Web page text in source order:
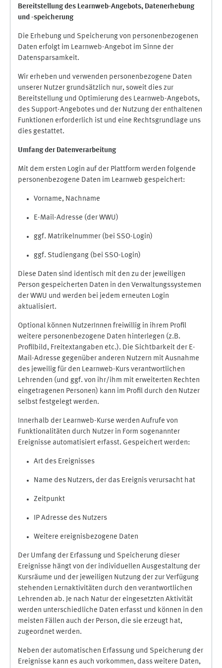
Bereitstellung des Learnweb-Angebots, Datenerhebung
und -speicherung
Die Erhebung und Speicherung von personenbezogenen
Daten erfolgt im Learnweb-Angebot im Sinne der
Datensparsamkeit.
Wir erheben und verwenden personenbezogene Daten
unserer Nutzer grundsätzlich nur, soweit dies zur
Bereitstellung und Optimierung des Learnweb-Angebots,
des Support-Angebotes und der Nutzung der enthaltenen
Funktionen erforderlich ist und eine Rechtsgrundlage uns
dies gestattet.
Umfang der Datenverarbeitung
Mit dem ersten Login auf der Plattform werden folgende
personenbezogene Daten im Learnweb gespeichert:
Vorname, Nachname
E-Mail-Adresse (der WWU)
ggf. Matrikelnummer (bei SSO-Login)
ggf. Studiengang (bei SSO-Login)
Diese Daten sind identisch mit den zu der jeweiligen
Person gespeicherten Daten in den Verwaltungssystemen
der WWU und werden bei jedem erneuten Login
aktualisiert.
Optional können NutzerInnen freiwillig in ihrem Profil
weitere personenbezogene Daten hinterlegen (z.B.
Profilbild, Freitextangaben etc.). Die Sichtbarkeit der E-
Mail-Adresse gegenüber anderen Nutzern mit Ausnahme
des jeweilig für den Learnweb-Kurs verantwortlichen
Lehrenden (und ggf. von ihr/ihm mit erweiterten Rechten
eingetragenen Personen) kann im Profil durch den Nutzer
selbst festgelegt werden.
Innerhalb der Learnweb-Kurse werden Aufrufe von
Funktionalitäten durch Nutzer in Form sogenannter
Ereignisse automatisiert erfasst. Gespeichert werden:
Art des Ereignisses
Name des Nutzers, der das Ereignis verursacht hat
Zeitpunkt
IP Adresse des Nutzers
Weitere ereignisbezogene Daten
Der Umfang der Erfassung und Speicherung dieser
Ereignisse hängt von der individuellen Ausgestaltung der
Kursräume und der jeweiligen Nutzung der zur Verfügung
stehenden Lernaktivitäten durch den verantwortlichen
Lehrenden ab. Je nach Natur der eingesetzten Aktivität
werden unterschiedliche Daten erfasst und können in den
meisten Fällen auch der Person, die sie erzeugt hat,
zugeordnet werden.
Neben der automatischen Erfassung und Speicherung der
Ereignisse kann es auch vorkommen, dass weitere Daten,